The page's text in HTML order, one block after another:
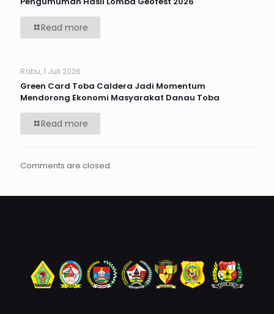
Read more
Rabu, 1 Juli 2026
Green Card Toba Caldera Jadi Momentum
Mendorong Ekonomi Masyarakat Danau Toba
Read more
Comments are closed.